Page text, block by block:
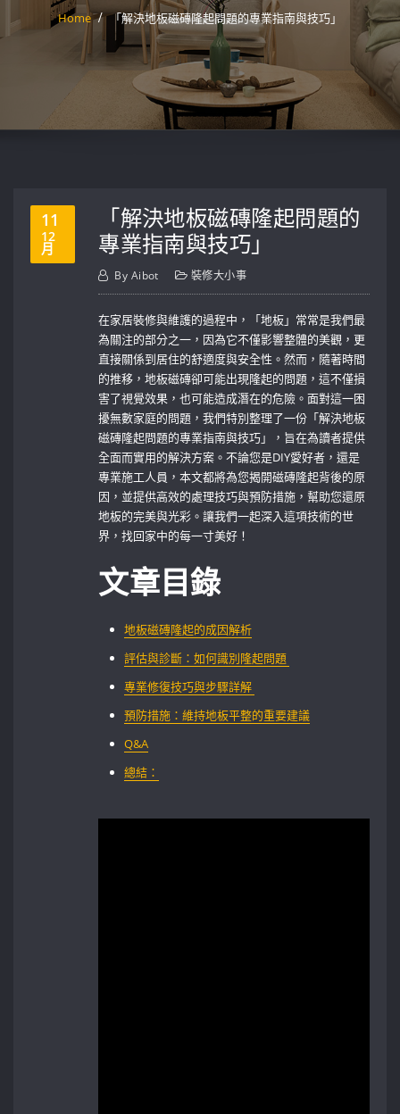
Home 「解決地板磁磚隆起問題的專業指南與技巧」
11
12
月
「解決地板磁磚隆起問題的
專業指南與技巧」
By Aibot 裝修大小事
在家居裝修與維護的過程中，「地板」常常是我們最
為關注的部分之一，因為它不僅影響整體的美觀，更
直接關係到居住的舒適度與安全性。然而，隨著時間
的推移，地板磁磚卻可能出現隆起的問題，這不僅損
害了視覺效果，也可能造成潛在的危險。面對這一困
擾無數家庭的問題，我們特別整理了一份「解決地板
磁磚隆起問題的專業指南與技巧」，旨在為讀者提供
全面而實用的解決方案。不論您是DIY愛好者，還是
專業施工人員，本文都將為您揭開磁磚隆起背後的原
因，並提供高效的處理技巧與預防措施，幫助您還原
地板的完美與光彩。讓我們一起深入這項技術的世
界，找回家中的每一寸美好！
文章目錄
地板磁磚隆起的成因解析
評估與診斷：如何識別隆起問題 ⁣
專業修復技巧與步驟詳解​ ‍
預防措施：維持地板平整的重要建議
Q&A
總結：